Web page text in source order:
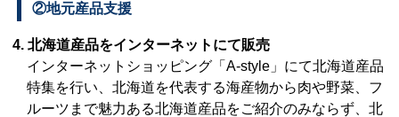
②地元産品支援
4. 北海道産品をインターネットにて販売
インターネットショッピング「A-style」にて北海道産品
特集を行い、北海道を代表する海産物から肉や野菜、フ
ルーツまで魅力ある北海道産品をご紹介のみならず、北